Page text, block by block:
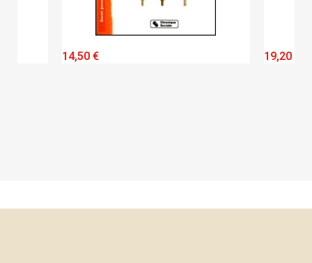
14,50 € 19,20 €